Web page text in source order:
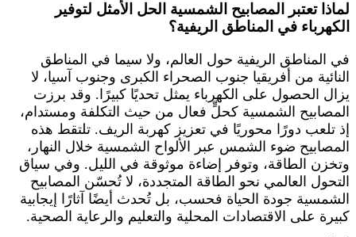
لماذا تعتبر المصابيح الشمسية الحل الأمثل لتوفير
الكهرباء في المناطق الريفية؟
في المناطق الريفية حول العالم، ولا سيما في المناطق
النائية من أفريقيا جنوب الصحراء الكبرى وجنوب آسيا، لا
يزال الحصول على الكهرباء يمثل تحديًا كبيرًا. وقد برزت
المصابيح الشمسية كحلٍّ فعال من حيث التكلفة ومستدام،
إذ تلعب دورًا محوريًا في تعزيز كهربة الريف. تلتقط هذه
المصابيح ضوء الشمس عبر الألواح الشمسية خلال النهار،
وتخزن الطاقة، وتوفر إضاءة موثوقة في الليل. وفي سياق
التحول العالمي نحو الطاقة المتجددة، لا تُحسّن المصابيح
الشمسية جودة الحياة فحسب، بل تُحدث أيضًا آثارًا إيجابية
كبيرة على الاقتصادات المحلية والتعليم والرعاية الصحية.